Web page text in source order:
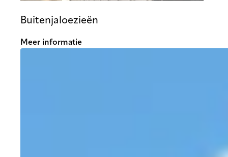
Buitenjaloezieën
Meer informatie